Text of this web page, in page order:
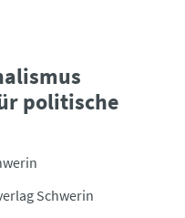
politische
Schwerin